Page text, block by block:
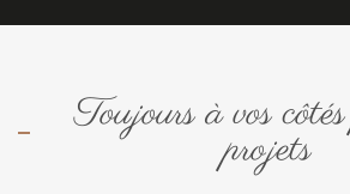
Toujours à vos
projets